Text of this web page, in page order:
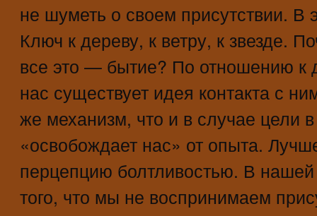
не шуметь о своем присутствии.
Ключ к дереву, к ветру, к звезде.
все это — бытие? По отношению к
нас существует идея контакта с
же механизм, что и в случае цели
«освобождает нас» от опыта.
перцепцию болтливостью. В
того, что мы не воспринимаем